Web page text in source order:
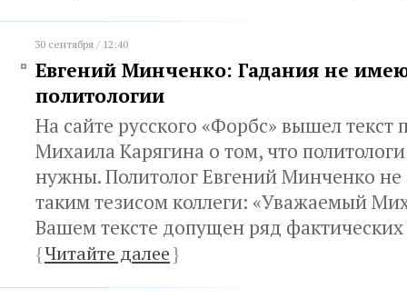
30 сентября / 12:40
Евгений Минченко: Гадания не
политологии
На сайте русского «Форбс» вышел текст
Михаила Карягина о том, что
нужны. Политолог Евгений Минченко не
таким тезисом коллеги: «Уважаемый
Вашем тексте допущен ряд
{Читайте далее}